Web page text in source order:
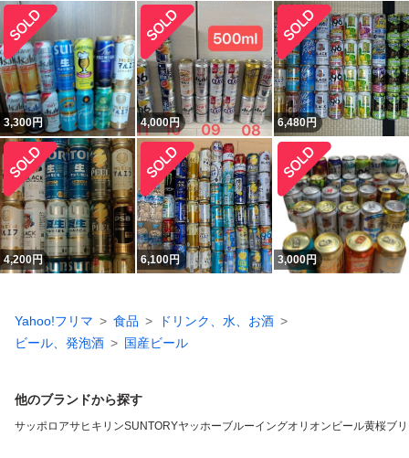
3,300円 4,000円 6,480円
4,200円 6,100円 3,000円
Yahoo!フリマ 食品
ドリンク、水、お酒
ビール、発泡酒
国産ビール
他のブランドから探す
サッポロ アサヒ キリンSUNTORYヤッホーブルーイングオリオンビール黄桜ブ